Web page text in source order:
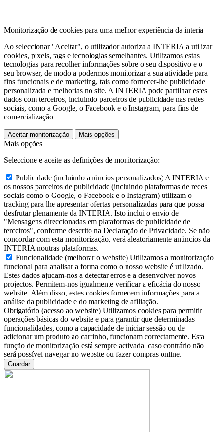
Monitorização de cookies para uma melhor experiência da interia
Ao seleccionar "Aceitar", o utilizador autoriza a INTERIA a utilizar
cookies, pixels, tags e tecnologias semelhantes. Utilizamos estas
tecnologias para recolher informações sobre o seu dispositivo e o
seu browser, de modo a podermos monitorizar a sua atividade para
fins funcionais e de marketing, tais como fornecer-lhe publicidade
personalizada e melhorias no site. A INTERIA pode partilhar estes
dados com terceiros, incluindo parceiros de publicidade nas redes
sociais, como a Google, o Facebook e o Instagram, para fins de
comercialização.
Aceitar monitorização Mais opções
Mais opções
Seleccione e aceite as definições de monitorização:
Publicidade (incluindo anúncios personalizados) A INTERIA e
os nossos parceiros de publicidade (incluindo plataformas de redes
sociais como o Google, o Facebook e o Instagram) utilizam o
tracking para lhe apresentar ofertas personalizadas para que possa
desfrutar plenamente da INTERIA. Isto inclui o envio de
"Mensagens direccionadas em plataformas de publicidade de
terceiros", conforme descrito na Declaração de Privacidade. Se não
concordar com esta monitorização, verá aleatoriamente anúncios da
INTERIA noutras plataformas.
Funcionalidade (melhorar o website) Utilizamos a monitorização
funcional para analisar a forma como o nosso website é utilizado.
Estes dados ajudam-nos a detectar erros e a desenvolver novos
projectos. Permitem-nos igualmente verificar a eficácia do nosso
website. Além disso, estes cookies fornecem informações para a
análise da publicidade e do marketing de afiliação.
Obrigatório (acesso ao website) Utilizamos cookies para permitir
operações básicas do website e para garantir que determinadas
funcionalidades, como a capacidade de iniciar sessão ou de
adicionar um produto ao carrinho, funcionam correctamente. Esta
função de monitorização está sempre activada, caso contrário não
será possível navegar no website ou fazer compras online.
Guardar